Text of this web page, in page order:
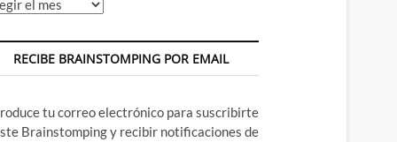
RECIBE BRAINSTOMPING POR EMAIL
tu correo electrónico para suscribirte
Brainstomping y recibir notificaciones de